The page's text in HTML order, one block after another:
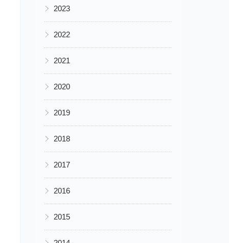
▶ 2023
▶ 2022
▶ 2021
▶ 2020
▶ 2019
▶ 2018
▶ 2017
▶ 2016
▶ 2015
▶